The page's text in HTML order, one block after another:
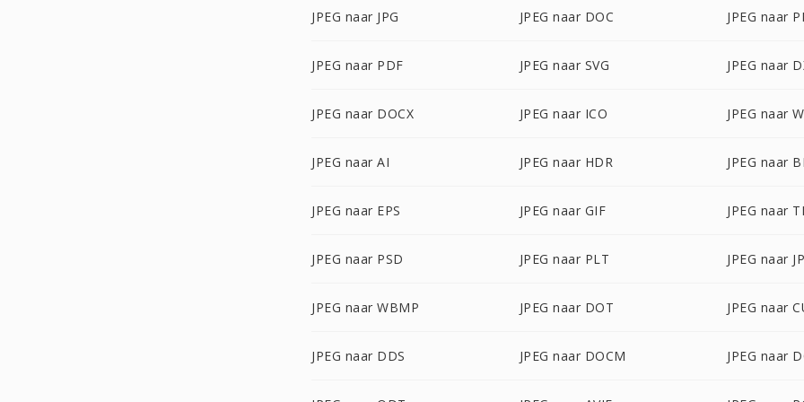
JPEG naar JPG JPEG naar DOC JPEG naar
JPEG naar PDF JPEG naar SVG JPEG naar
JPEG naar DOCX JPEG naar ICO JPEG naar
JPEG naar AI JPEG naar HDR JPEG naar
JPEG naar EPS JPEG naar GIF JPEG naar
JPEG naar PSD JPEG naar PLT JPEG naar
JPEG naar WBMP JPEG naar DOT JPEG naar
JPEG naar DDS JPEG naar DOCM JPEG naar